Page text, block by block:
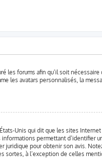
les forums afin qu’il soit
les avatars personnalisés, la
Unis qui dit que les sites
permettant d’identifier
juridique pour obtenir son avis.
à l’exception de celles